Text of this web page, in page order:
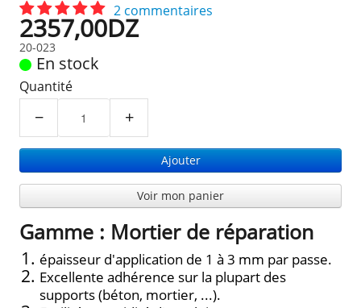
2 commentaires
2357,00DZ
20-023
En stock
Quantité
− +
Ajouter
Voir mon panier
Gamme : Mortier de réparation
épaisseur d'application de 1 à 3 mm par passe.
Excellente adhérence sur la plupart des
supports (béton, mortier, ...).